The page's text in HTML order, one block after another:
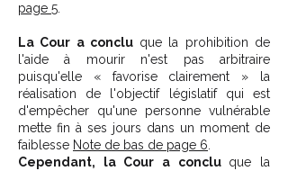
page 5
La Cour a concluque la prohibition de
l'aide à mourir n'est pas arbitraire
puisqu'elle « favorise clairement » la
réalisation de l'objectif législatif qui est
d'empêcher qu'une personne vulnérable
mette fin à ses jours dans un moment de
faiblesse Note de bas de page 6
Cependant, la Cour a conclu que la